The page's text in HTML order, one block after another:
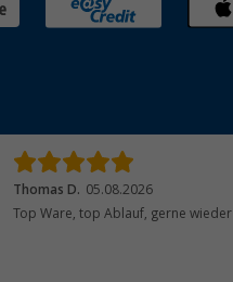
Thomas D. 05.08.2026
Top Ware, top Ablauf, gerne wieder